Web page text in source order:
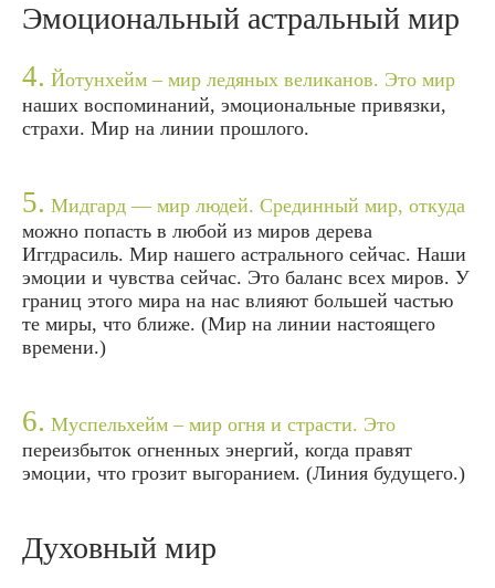
Эмоциональный астральный мир
4. Йотунхейм – мир ледяных великанов. Это мир
наших воспоминаний, эмоциональные привязки,
страхи. Мир на линии прошлого.
5. Мидгард — мир людей. Срединный мир, откуда
можно попасть в любой из миров дерева
Иггдрасиль. Мир нашего астрального сейчас. Наши
эмоции и чувства сейчас. Это баланс всех миров. У
границ этого мира на нас влияют большей частью
те миры, что ближе. (Мир на линии настоящего
времени.)
6. Муспельхейм – мир огня и страсти. Это
переизбыток огненных энергий, когда правят
эмоции, что грозит выгоранием. (Линия будущего.)
Духовный мир